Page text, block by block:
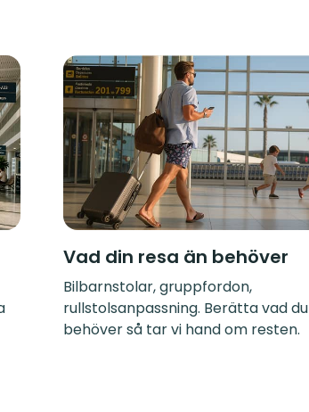
Vad din resa än behöver
Bilbarnstolar, gruppfordon,
rullstolsanpassning. Berätta vad du
behöver så tar vi hand om resten.